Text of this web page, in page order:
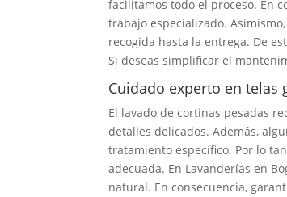
facilitamos todo el proceso. En
trabajo especializado.
recogida hasta la entrega. De
Si deseas simplificar el
Cuidado experto en telas
El lavado de cortinas pesadas
detalles delicados. Además,
tratamiento específico. Por lo
adecuada. En Lavanderías en
natural. En consecuencia,